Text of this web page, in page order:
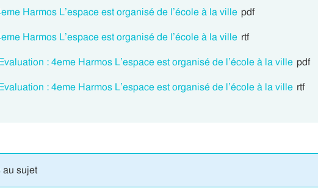
Harmos L’espace est organisé de l’école à la ville pdf
Harmos L’espace est organisé de l’école à la ville rtf
: 4eme Harmos L’espace est organisé de l’école à la ville pdf
: 4eme Harmos L’espace est organisé de l’école à la ville rtf
au sujet